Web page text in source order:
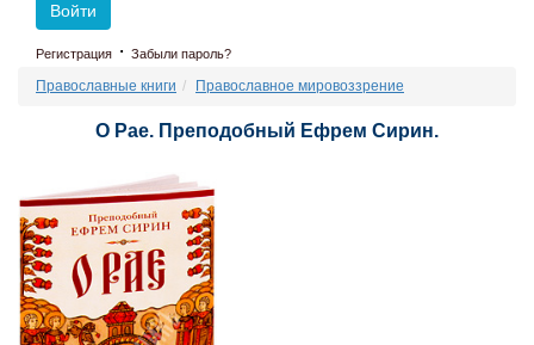
Войти
Регистрация · Забыли пароль?
Православные книги Православное мировоззрение
О Рае. Преподобный Ефрем Сирин.